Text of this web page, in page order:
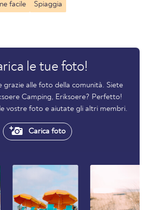
facile Spiaggia
le tue foto!
grazie alle foto della comunità. Siete
Camping, Eriksoere? Perfetto!
vostre foto e aiutate gli altri membri.
Carica foto